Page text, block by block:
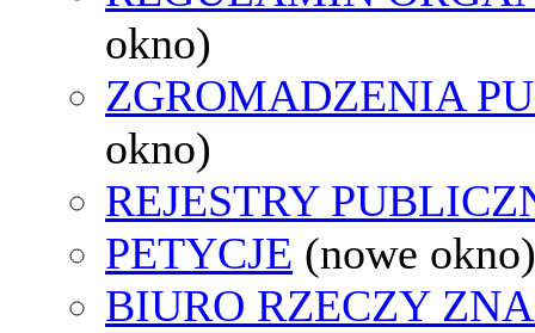
okno)
ZGROMADZENIA
okno)
REJESTRY
PETYCJE (nowe okno)
BIURO RZECZY